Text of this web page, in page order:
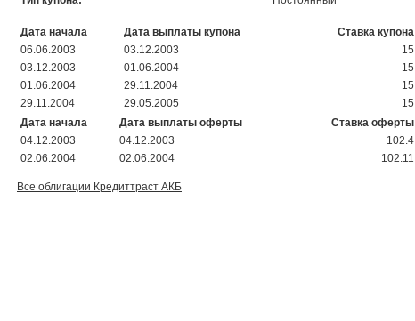
Дата начала Дата выплаты купона
Ставка купона
06.06.2003
03.12.2003
15
03.12.2003
01.06.2004
15
01.06.2004
29.11.2004
15
29.11.2004
29.05.2005
15
Дата начала
Дата выплаты оферты
Ставка оферты
04.12.2003
04.12.2003
102.4
02.06.2004
02.06.2004 102.11
Все облигации Кредиттраст АКБ